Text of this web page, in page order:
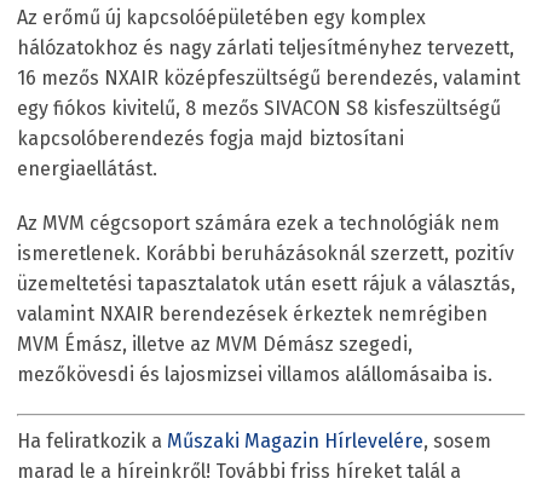
Az erőmű új kapcsolóépületében egy komplex
hálózatokhoz és nagy zárlati teljesítményhez tervezett,
16 mezős NXAIR középfeszültségű berendezés, valamint
egy fiókos kivitelű, 8 mezős SIVACON S8 kisfeszültségű
kapcsolóberendezés fogja majd biztosítani
energiaellátást.
Az MVM cégcsoport számára ezek a technológiák nem
ismeretlenek. Korábbi beruházásoknál szerzett, pozitív
üzemeltetési tapasztalatok után esett rájuk a választás,
valamint NXAIR berendezések érkeztek nemrégiben
MVM Émász, illetve az MVM Démász szegedi,
mezőkövesdi és lajosmizsei villamos alállomásaiba is.
Ha feliratkozik a Műszaki Magazin Hírlevelére, sosem
marad le a híreinkről! További friss híreket talál a